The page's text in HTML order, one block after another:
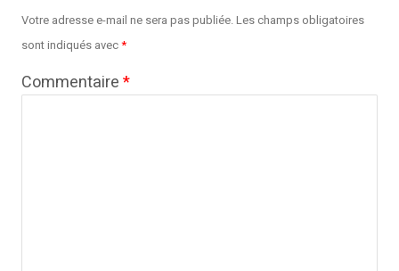
Votre adresse e-mail ne sera pas publiée.Les champs obligatoires
sont indiqués avec*
Commentaire*